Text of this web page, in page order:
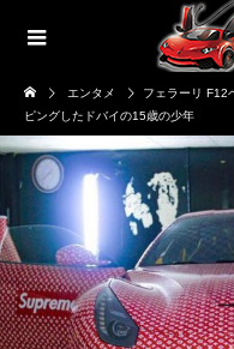
エンタメ
フェラーリ F12
ピングしたドバイの15歳の少年